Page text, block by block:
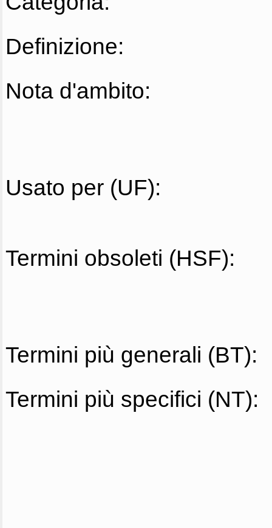
Definizione:
Nota d'ambito:
Usato per (UF):
Termini obsoleti (HSF):
Termini più generali (BT):
Termini più specifici (NT):